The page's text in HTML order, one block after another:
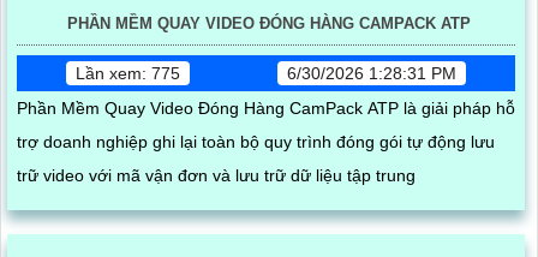
PHẦN MỀM QUAY VIDEO ĐÓNG HÀNG CAMPACK ATP
Lần xem: 775
6/30/2026 1:28:31 PM
Phần Mềm Quay Video Đóng Hàng CamPack ATP là giải pháp hỗ
trợ doanh nghiệp ghi lại toàn bộ quy trình đóng gói tự động lưu
trữ video với mã vận đơn và lưu trữ dữ liệu tập trung